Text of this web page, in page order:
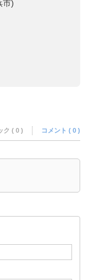
市)
ク ( 0 ) コメント ( 0 )